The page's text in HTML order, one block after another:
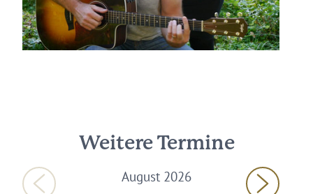
Weitere Termine
August 2026